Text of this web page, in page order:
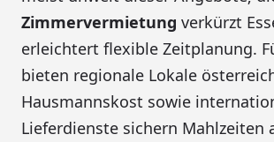
Zimmervermietung verkürzt
erleichtert flexible Zeitplanung.
bieten regionale Lokale
Hausmannskost sowie
Lieferdienste sichern Mahlzeiten